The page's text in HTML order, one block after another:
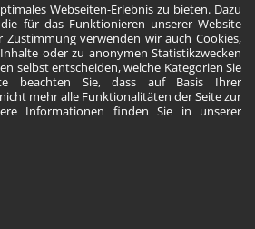
Webseiten-Erlebnis zu bieten. Dazu
für das Funktionieren unserer Website
verwenden wir auch Cookies,
oder zu anonymen Statistikzwecken
selbst entscheiden, welche Kategorien Sie
beachten Sie, dass auf Basis Ihrer
mehr alle Funktionalitäten der Seite zur
Informationen finden Sie in unserer